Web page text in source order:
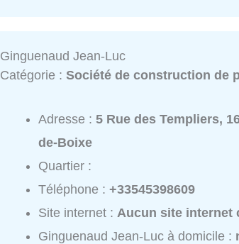
Ginguenaud Jean-Luc
Catégorie :Société de construction de
Adresse :5 Rue des Templiers,
de-Boixe
Quartier :
Téléphone :+33545398609
Site internet : Aucun site internet
Ginguenaud Jean-Luc à domicile :